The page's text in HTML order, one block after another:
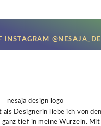
INSTAGRAM
als Designerin liebe ich von den
ganz tief in meine Wurzeln.